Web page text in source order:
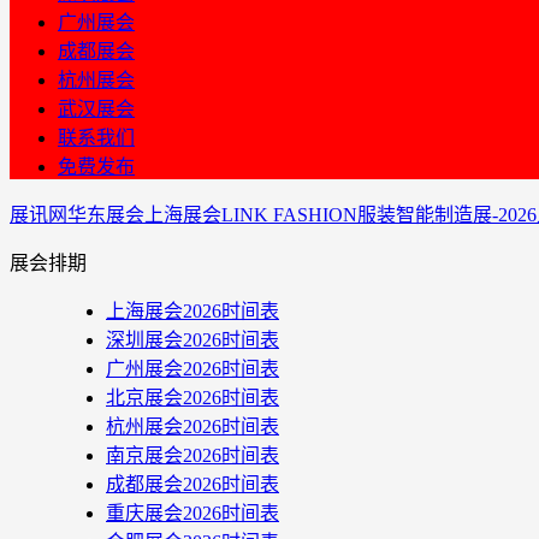
广州展会
成都展会
杭州展会
武汉展会
联系我们
免费发布
展讯网华东展会 上海展会LINK FASHION服装智能制造展-
展会排期
上海展会2026时间表
深圳展会2026时间表
广州展会2026时间表
北京展会2026时间表
杭州展会2026时间表
南京展会2026时间表
成都展会2026时间表
重庆展会2026时间表